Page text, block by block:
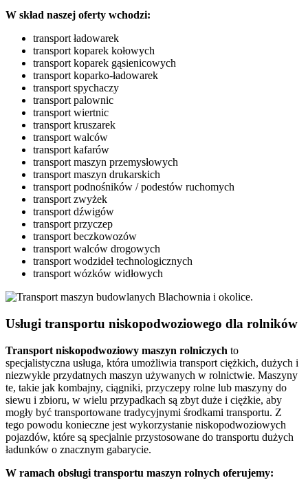
W skład naszej oferty wchodzi:
transport ładowarek
transport koparek kołowych
transport koparek gąsienicowych
transport koparko-ładowarek
transport spychaczy
transport palownic
transport wiertnic
transport kruszarek
transport walców
transport kafarów
transport maszyn przemysłowych
transport maszyn drukarskich
transport podnośników / podestów ruchomych
transport zwyżek
transport dźwigów
transport przyczep
transport beczkowozów
transport walców drogowych
transport wodzideł technologicznych
transport wózków widłowych
Usługi transportu niskopodwoziowego dla rolników
Transport niskopodwoziowy maszyn rolniczych to
specjalistyczna usługa, która umożliwia transport ciężkich, dużych i
niezwykle przydatnych maszyn używanych w rolnictwie. Maszyny
te, takie jak kombajny, ciągniki, przyczepy rolne lub maszyny do
siewu i zbioru, w wielu przypadkach są zbyt duże i ciężkie, aby
mogły być transportowane tradycyjnymi środkami transportu. Z
tego powodu konieczne jest wykorzystanie niskopodwoziowych
pojazdów, które są specjalnie przystosowane do transportu dużych
ładunków o znacznym gabarycie.
W ramach obsługi transportu maszyn rolnych oferujemy: